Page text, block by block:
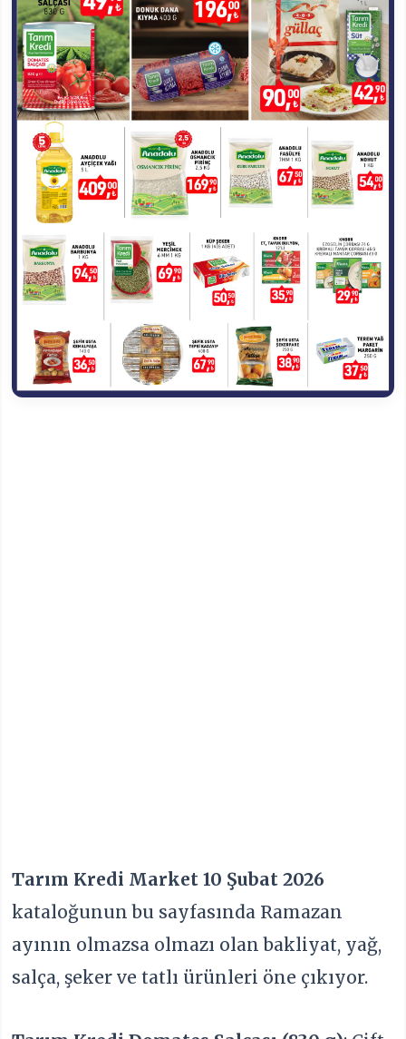
Tarım Kredi Market 10 Şubat 2026
kataloğunun bu sayfasında Ramazan
ayının olmazsa olmazı olan bakliyat, yağ,
salça, şeker ve tatlı ürünleri öne çıkıyor.